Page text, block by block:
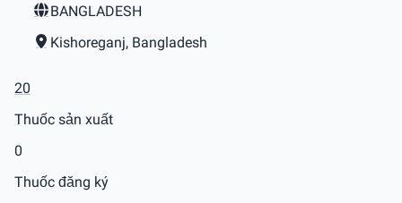
BANGLADESH
Kishoreganj, Bangladesh
20
Thuốc sản xuất
0
Thuốc đăng ký